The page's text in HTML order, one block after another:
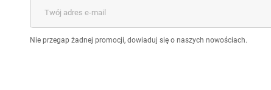
Nie przegap żadnej promocji, dowiaduj się o naszych nowościach.